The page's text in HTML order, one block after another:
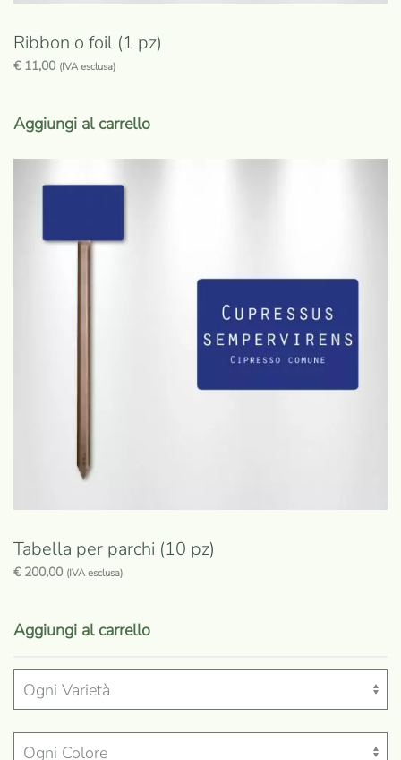
Ribbon o foil (1 pz)
€11,00 (IVA esclusa)
Aggiungi al carrello
Tabella per parchi (10 pz)
€200,00 (IVA esclusa)
Aggiungi al carrello